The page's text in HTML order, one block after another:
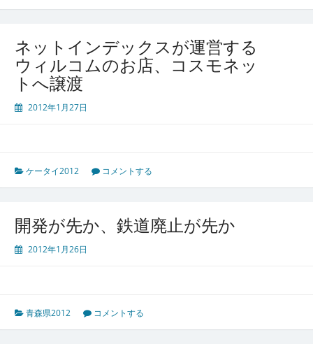
ネットインデックスが運営する
ウィルコムのお店、コスモネッ
トへ譲渡
2012年1月27日
ケータイ2012 コメントする
開発が先か、鉄道廃止が先か
2012年1月26日
青森県2012 コメントする